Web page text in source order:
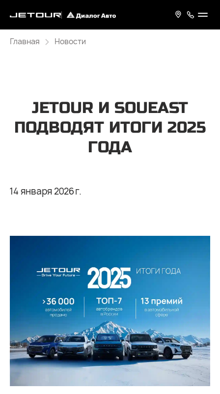
Главная Новости
JETOUR И SOUEAST
ПОДВОДЯТ ИТОГИ 2025
ГОДА
14 января 2026 г.